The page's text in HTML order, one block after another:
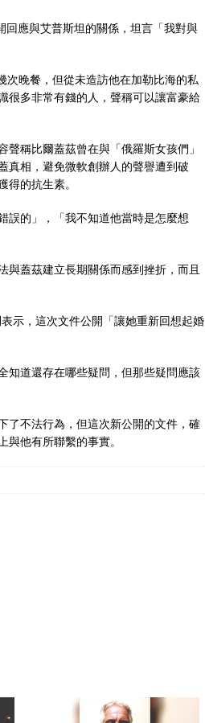
應與艾普斯坦的關係，坦言「我對與
次晚餐，但從未造訪他在加勒比海的私
很多非常有錢的人，聲稱可以讓富豪給
稱比爾蓋茲曾在與「俄羅斯女孩們」
真相，避免微軟創辦人的聲譽遭到破
的抗生素。
誤的」，「我不知道他當時是怎麼想
與蓋茲建立長期關係而感到挫折，而且
示，這次文件公開「讓她重新回想起婚
知道還存在哪些疑問，但那些疑問應該
了不法行為，但這次新公開的文件，確
他有所聯繫的事實。